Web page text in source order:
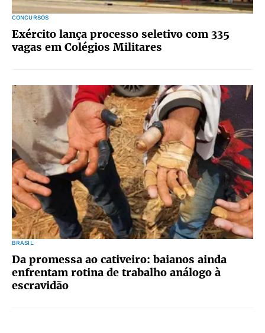
CONCURSOS
Exército lança processo seletivo com 335
vagas em Colégios Militares
BRASIL
Da promessa ao cativeiro: baianos ainda
enfrentam rotina de trabalho análogo à
escravidão